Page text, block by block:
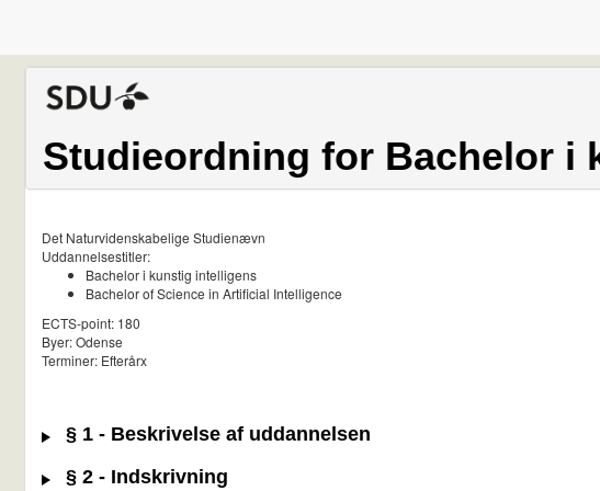
Studieordning for Bachelor i
Det Naturvidenskabelige Studienævn
Uddannelsestitler:
Bachelor i kunstig intelligens
Bachelor of Science in Artificial Intelligence
ECTS-point: 180
Byer: Odense
Terminer: Efterårx
§ 1 - Beskrivelse af uddannelsen
§ 2 - Indskrivning